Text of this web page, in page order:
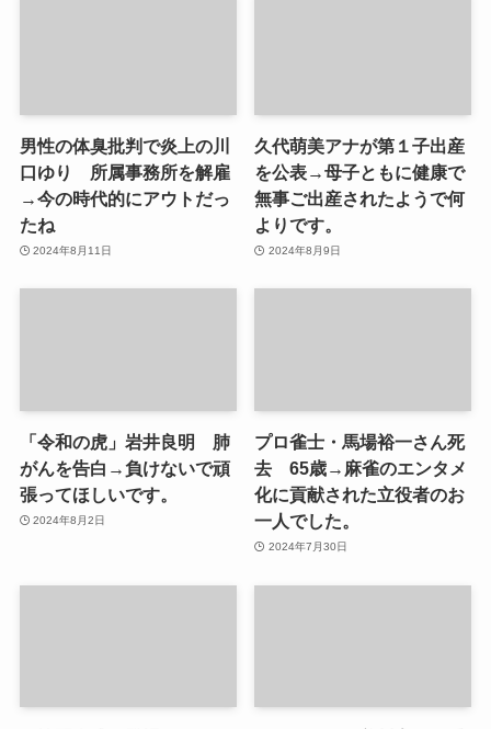
男性の体臭批判で炎上の川
口ゆり 所属事務所を解雇
→今の時代的にアウトだっ
たね
2024年8月11日
久代萌美アナが第１子出産
を公表→母子ともに健康で
無事ご出産されたようで何
よりです。
2024年8月9日
「令和の虎」岩井良明 肺
がんを告白→負けないで頑
張ってほしいです。
2024年8月2日
プロ雀士・馬場裕一さん死
去 65歳→麻雀のエンタメ
化に貢献された立役者のお
一人でした。
2024年7月30日